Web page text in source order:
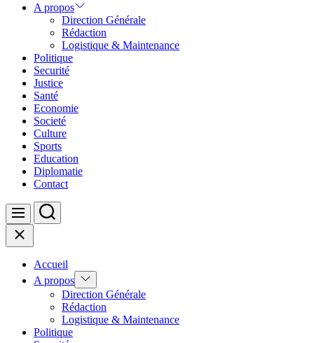
A propos
Direction Générale
Rédaction
Logistique & Maintenance
Politique
Securité
Justice
Santé
Economie
Societé
Culture
Sports
Education
Diplomatie
Contact
Menu Search
Close
Accueil
A propos Show
sub
menu
Direction Générale
Rédaction
Logistique & Maintenance
Politique